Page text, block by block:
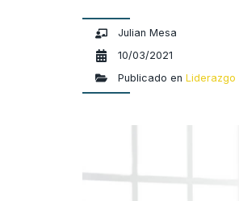
Julian Mesa
10/03/2021
Publicado en Liderazgo